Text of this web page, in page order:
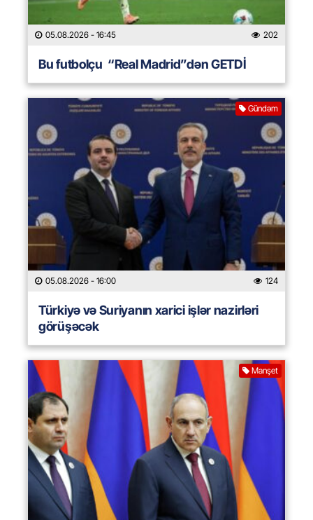
05.08.2026 - 16:45 202
Bu futbolçu “Real Madrid”dən GETDİ
Gündəm
05.08.2026 - 16:00 124
Türkiyə və Suriyanın xarici işlər nazirləri
görüşəcək
Manşet